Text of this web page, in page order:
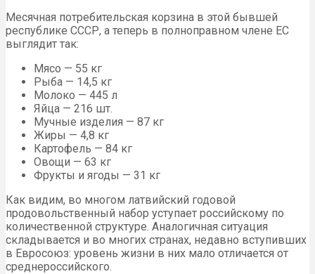
Месячная потребительская корзина в этой бывшей
республике СССР, а теперь в полноправном члене ЕС
выглядит так:
Мясо — 55 кг
Рыба — 14,5 кг
Молоко — 445 л
Яйца — 216 шт.
Мучные изделия — 87 кг
Жиры — 4,8 кг
Картофель — 84 кг
Овощи — 63 кг
Фрукты и ягоды — 31 кг
Как видим, во многом латвийский годовой
продовольственный набор уступает российскому по
количественной структуре. Аналогичная ситуация
складывается и во многих странах, недавно вступивших
в Евросоюз: уровень жизни в них мало отличается от
среднероссийского.